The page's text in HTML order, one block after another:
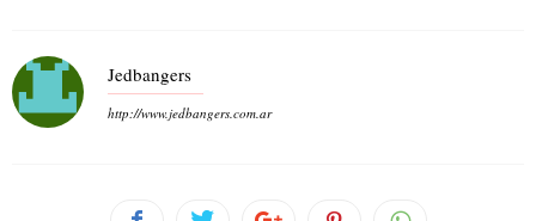
Jedbangers
http://www.jedbangers.com.ar